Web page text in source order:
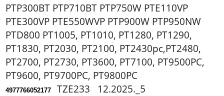
PTP300BT PTP710BT PTP750W PTE110VP
PTE300VP PTE550WVP PTP900W PTP950NW
PTD800 PT1005, PT1010, PT1280, PT1290,
PT1830, PT2030, PT2100, PT2430pc,PT2480,
PT2700, PT2730, PT3600, PT7100, PT9500PC,
PT9600, PT9700PC, PT9800PC
4977766052177 TZE233 12.2025._5